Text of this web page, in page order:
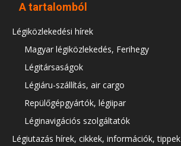
A tartalomból
Légiközlekedési hírek
Magyar légiközlekedés, Ferihegy
Légitársaságok
Légiáru-szállítás, air cargo
Repülőgépgyártók, légiipar
Léginavigációs szolgáltatók
Légiutazás hírek, cikkek, információk, tippek